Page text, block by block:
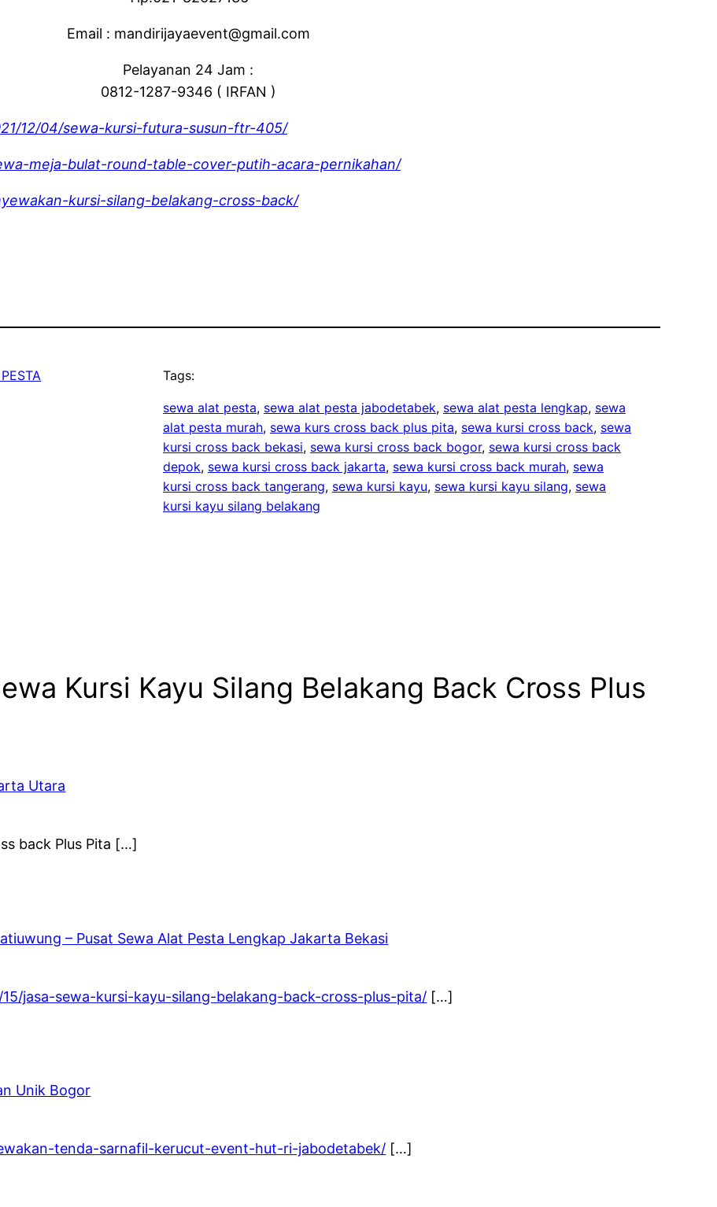
Email : mandirijayaevent@gmail.com
Pelayanan 24 Jam :
0812-1287-9346 ( IRFAN )
12/04/sewa-kursi-futura-susun-ftr-405/
meja-bulat-round-table-cover-putih-acara-pernikahan/
kursi-silang-belakang-cross-back/
Tags:
sewa alat pesta, sewa alat pesta jabodetabek, sewa alat pesta lengkap, sewa
alat pesta murah, sewa kurs cross back plus pita, sewa kursi cross back, sewa
kursi cross back bekasi, sewa kursi cross back bogor, sewa kursi cross back
depok, sewa kursi cross back jakarta, sewa kursi cross back murah, sewa
kursi cross back tangerang, sewa kursi kayu, sewa kursi kayu silang, sewa
kursi kayu silang belakang
Kursi Kayu Silang Belakang Back Cross Plus
Utara
back Plus Pita […]
– Pusat Sewa Alat Pesta Lengkap Jakarta Bekasi
jasa-sewa-kursi-kayu-silang-belakang-back-cross-plus-pita/ […]
Unik Bogor
tenda-sarnafil-kerucut-event-hut-ri-jabodetabek/ […]